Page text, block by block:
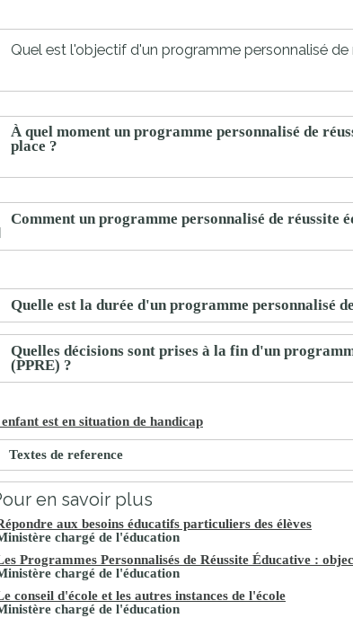
scolaires
privés
Cour
Buis
Quel est l'objectif d'un programme personnalisé de
À quel moment un programme personnalisé de
place ?
Comment un programme personnalisé de réussite
Quelle est la durée d'un programme personnalisé
Quelles décisions sont prises à la fin d'un
(PPRE) ?
est en situation de handicap
Textes de reference
en savoir plus
aux besoins éducatifs particuliers des élèves
chargé de l'éducation
Programmes Personnalisés de Réussite Éducative :
chargé de l'éducation
conseil d'école et les autres instances de l'école
chargé de l'éducation